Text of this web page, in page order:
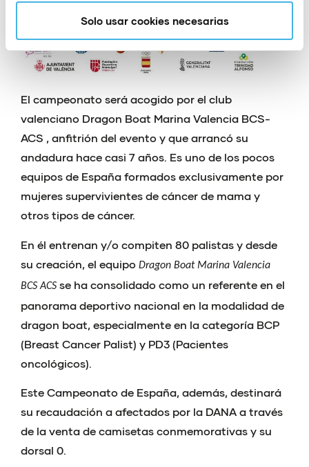
Solo usar cookies necesarias
El campeonato será acogido por el club
valenciano Dragon Boat Marina Valencia BCS-
ACS , anfitrión del evento y que arrancó su
andadura hace casi 7 años. Es uno de los pocos
equipos de España formados exclusivamente por
mujeres supervivientes de cáncer de mama y
otros tipos de cáncer.
En él entrenan y/o compiten 80 palistas y desde
su creación, el equipo Dragon Boat Marina Valencia
BCS ACS se ha consolidado como un referente en el
panorama deportivo nacional en la modalidad de
dragon boat, especialmente en la categoría BCP
(Breast Cancer Palist) y PD3 (Pacientes
oncológicos).
Este Campeonato de España, además, destinará
su recaudación a afectados por la DANA a través
de la venta de camisetas conmemorativas y su
dorsal 0.